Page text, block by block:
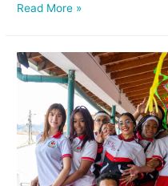
Read More »